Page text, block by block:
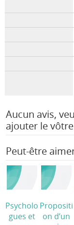
Aucun avis,
ajouter le
Peut-être
Psycholo
gues et
Propositi
on d’un